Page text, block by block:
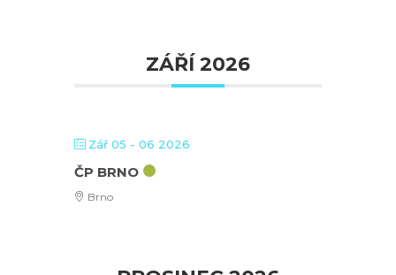
ZÁŘÍ 2026
Zář 05 - 06 2026
ČP BRNO
Brno